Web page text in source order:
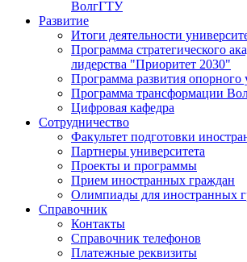
ВолгГТУ
Развитие
Итоги деятельности
Программа стратегического
лидерства "Приоритет 2030"
Программа развития опорного
Программа трансформации
Цифровая кафедра
Сотрудничество
Факультет подготовки
Партнеры университета
Проекты и программы
Прием иностранных граждан
Олимпиады для иностранных
Справочник
Контакты
Справочник телефонов
Платежные реквизиты